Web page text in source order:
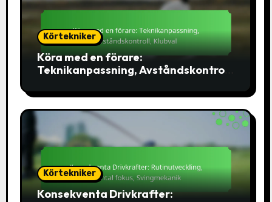
Körtekniker
Köra med en förare:
Teknikanpassning, Avståndskontroll,
Körtekniker
Konsekventa Drivkrafter: